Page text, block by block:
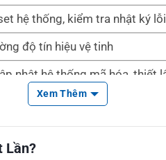
hệ thống, kiểm tra nhật ký lỗi
độ tín hiệu vệ tinh
nhật hệ thống mã hóa, thiết
Xem Thêm
Lần?